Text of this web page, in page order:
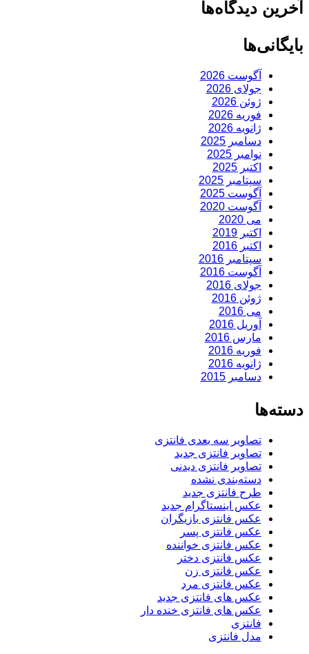
آخرین دیدگاه‌ها
بایگانی‌ها
آگوست 2026
جولای 2026
ژوئن 2026
فوریه 2026
ژانویه 2026
دسامبر 2025
نوامبر 2025
اکتبر 2025
سپتامبر 2025
آگوست 2025
آگوست 2020
می 2020
اکتبر 2019
اکتبر 2016
سپتامبر 2016
آگوست 2016
جولای 2016
ژوئن 2016
می 2016
آوریل 2016
مارس 2016
فوریه 2016
ژانویه 2016
دسامبر 2015
دسته‌ها
تصاویر سه بعدی فانتزی
تصاویر فانتزی جدید
تصاویر فانتزی دیدنی
دسته‌بندی نشده
طرح فانتزی جدید
عکس اینستاگرام جدید
عکس فانتزی بازیگران
عکس فانتزی پسر
عکس فانتزی خواننده
عکس فانتزی دختر
عکس فانتزی زن
عکس فانتزی مرد
عکس های فانتزی جدید
عکس های فانتزی خنده دار
فانتزی
مدل فانتزی